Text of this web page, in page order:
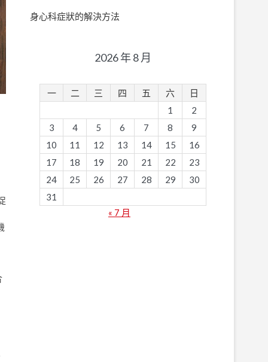
身心科症狀的解決方法
2026 年 8 月
一 二 三 四 五 六
日
1
2
3
4 5 6 7 8
9
10
11 12 13 14 15
16
17
18 19 20 21 22
23
24
25 26 27 28 29
30
31
« 7 月